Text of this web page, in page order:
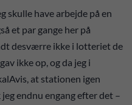
skulle have arbejde på en
et par gange her på
desværre ikke i lotteriet de
ikke op, og da jeg i
at stationen igen
endnu engang efter det –